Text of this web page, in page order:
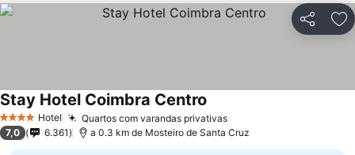
Partilhar
4 EstrelasHotel Quartos com varandas privativasVer preços
Stay Hotel Coimbra Centro
7,0 6.361 a 0.3 km de Mosteiro de Santa Cruz